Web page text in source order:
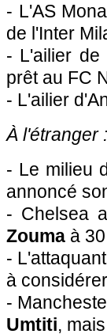
- L'AS
de l'Inter
- L'ailier
prêt au FC
- L'ailier
À l'étranger :
- Le milieu
annoncé
- Chelsea
Zouma à
-
à
-
Umtiti,